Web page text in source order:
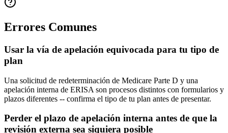
Errores Comunes
Usar la vía de apelación equivocada para tu tipo de
plan
Una solicitud de redeterminación de Medicare Parte D y una
apelación interna de ERISA son procesos distintos con formularios y
plazos diferentes -- confirma el tipo de tu plan antes de presentar.
Perder el plazo de apelación interna antes de que la
revisión externa sea siquiera posible